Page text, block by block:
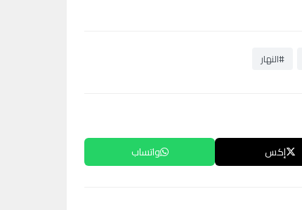
#النهار
إكس واتساب